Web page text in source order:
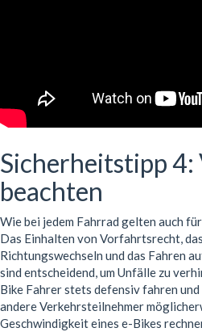
Sicherheitstipp
beachten
Wie bei jedem Fahrrad gelten auch
Das Einhalten von Vorfahrtsrecht,
Richtungswechseln und das Fahren
sind entscheidend, um Unfälle zu
Bike Fahrer stets defensiv fahren und
andere Verkehrsteilnehmer
Geschwindigkeit eines e-Bikes